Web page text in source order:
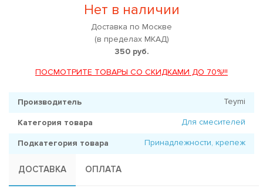
Нет в наличии
Доставка по Москве
(в пределах МКАД)
350 руб.
ПОСМОТРИТЕ ТОВАРЫ СО СКИДКАМИ ДО 70%!!!
Производитель Teymi
Категория товара Для смесителей
Подкатегория товара Принадлежности, крепеж
ДОСТАВКА ОПЛАТА